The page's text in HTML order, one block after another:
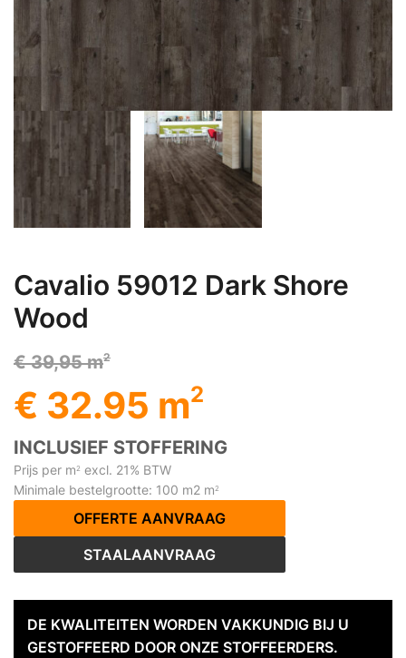
Cavalio 59012 Dark Shore
Wood
€ 39,95 m2
€ 32.95 m2
INCLUSIEF STOFFERING
Prijs per m2 excl. 21% BTW
Minimale bestelgrootte: 100 m2 m2
OFFERTE AANVRAAG
STAALAANVRAAG
DE KWALITEITEN WORDEN VAKKUNDIG BIJ U
GESTOFFEERD DOOR ONZE STOFFEERDERS.